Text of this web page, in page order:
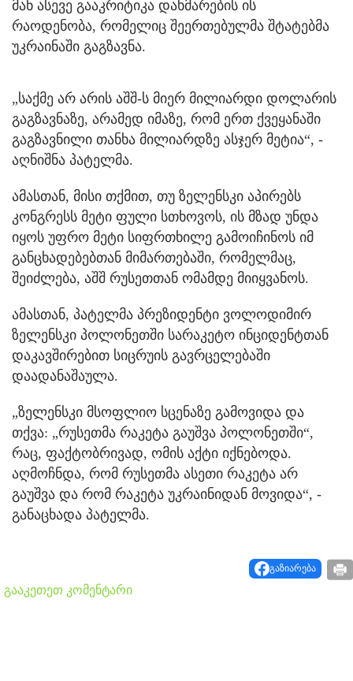
მან ასევე გააკრიტიკა დახმარების ის
რაოდენობა, რომელიც შეერთებულმა შტატებმა
უკრაინაში გაგზავნა.
„საქმე არ არის აშშ-ს მიერ მილიარდი დოლარის
გაგზავნაზე, არამედ იმაზე, რომ ერთ ქვეყანაში
გაგზავნილი თანხა მილიარდზე ასჯერ მეტია“, -
აღნიშნა პატელმა.
ამასთან, მისი თქმით, თუ ზელენსკი აპირებს
კონგრესს მეტი ფული სთხოვოს, ის მზად უნდა
იყოს უფრო მეტი სიფრთხილე გამოიჩინოს იმ
განცხადებებთან მიმართებაში, რომელმაც,
შეიძლება, აშშ რუსეთთან ომამდე მიიყვანოს.
ამასთან, პატელმა პრეზიდენტი ვოლოდიმირ
ზელენსკი პოლონეთში სარაკეტო ინციდენტთან
დაკავშირებით სიცრუის გავრცელებაში
დაადანაშაულა.
„ზელენსკი მსოფლიო სცენაზე გამოვიდა და
თქვა: „რუსეთმა რაკეტა გაუშვა პოლონეთში“,
რაც, ფაქტობრივად, ომის აქტი იქნებოდა.
აღმოჩნდა, რომ რუსეთმა ასეთი რაკეტა არ
გაუშვა და რომ რაკეტა უკრაინიდან მოვიდა“, -
განაცხადა პატელმა.
გაზიარება
გააკეთეთ კომენტარი